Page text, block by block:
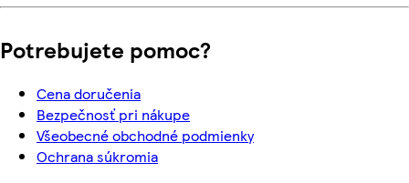
Potrebujete pomoc?
Cena doručenia
Bezpečnosť pri nákupe
Všeobecné obchodné podmienky
Ochrana súkromia